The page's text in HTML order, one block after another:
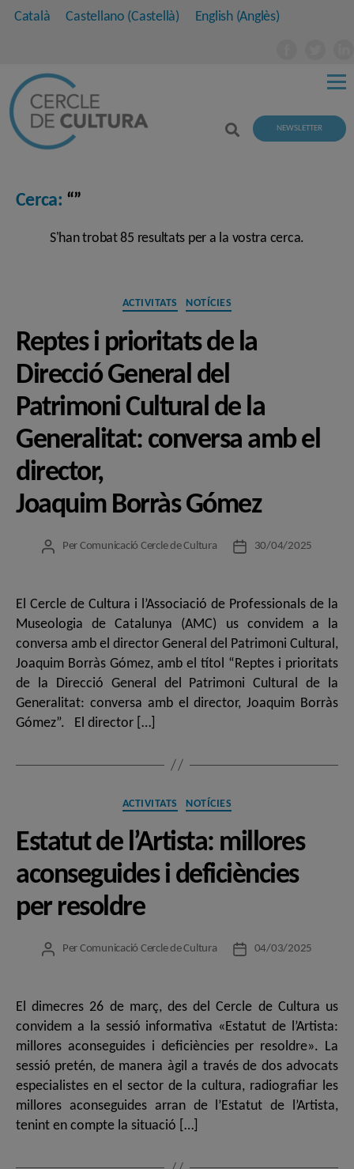
Català Castellano (Castellà) English(Anglès)
NEWSLETTER
Cerca: “”
S'han trobat 85 resultats per a la vostra cerca.
Categories
ACTIVITATS NOTÍCIES
Reptes i prioritats de la
Direcció General del
Patrimoni Cultural de la
Generalitat: conversa amb el
director,
Joaquim Borràs Gómez
Autor
Per Comunicació Cercle de Cultura
Data30/04/2025
El Cercle de Cultura i l’Associació de Professionals de la
Museologia de Catalunya (AMC) us convidem a la
conversa amb el director General del Patrimoni Cultural,
Joaquim Borràs Gómez, amb el títol “Reptes i prioritats
de la Direcció General del Patrimoni Cultural de la
Generalitat: conversa amb el director, Joaquim Borràs
Gómez”. El director […]
Categories
ACTIVITATS NOTÍCIES
Estatut de l’Artista: millores
aconseguides i deficiències
per resoldre
Autor
Per Comunicació Cercle de Cultura
Data04/03/2025
El dimecres 26 de març, des del Cercle de Cultura us
convidem a la sessió informativa «Estatut de l’Artista:
millores aconseguides i deficiències per resoldre». La
sessió pretén, de manera àgil a través de dos advocats
especialistes en el sector de la cultura, radiografiar les
millores aconseguides arran de l’Estatut de l’Artista,
tenint en compte la situació […]